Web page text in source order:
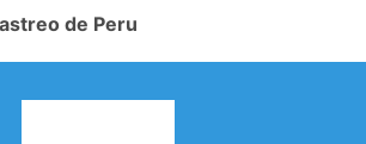
de Peru